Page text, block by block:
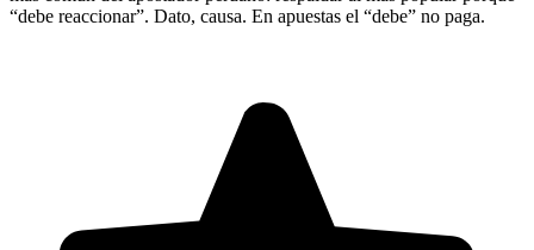
“debe reaccionar”. Dato, causa. En apuestas el “debe” no paga.